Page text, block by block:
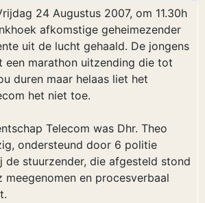
24 Augustus 2007, om 11.30h
afkomstige geheimezender
uit de lucht gehaald. De jongens
een marathon uitzending die tot
duren maar helaas liet het
het niet toe.
Telecom was Dhr. Theo
ondersteund door 6 politie
de stuurzender, die afgesteld stond
meegenomen en procesverbaal